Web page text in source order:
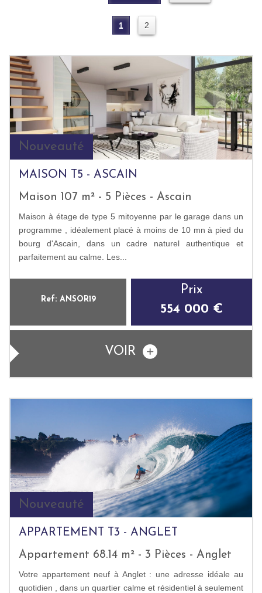
1 2
Nouveauté
MAISON T5 - ASCAIN
Maison 107 m² - 5 Pièces - Ascain
Maison à étage de type 5 mitoyenne par le garage dans un
programme , idéalement placé à moins de 10 mn à pied du
bourg d'Ascain, dans un cadre naturel authentique et
parfaitement au calme. Les...
Ref: ANSOR19
Prix
554 000 €
VOIR
Nouveauté
APPARTEMENT T3 - ANGLET
Appartement 68.14 m² - 3 Pièces - Anglet
Votre appartement neuf à Anglet : une adresse idéale au
quotidien , dans un quartier calme et résidentiel à seulement